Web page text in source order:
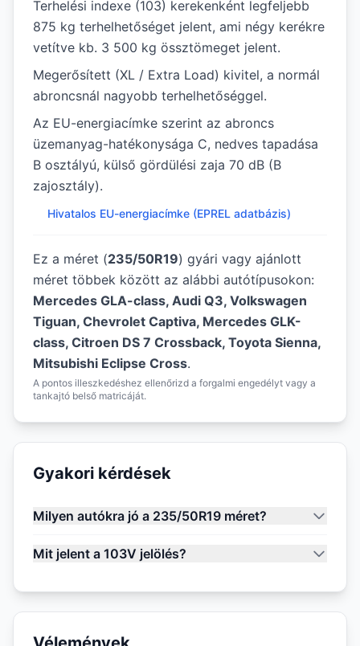
Terhelési indexe (103) kerekenként legfeljebb
875 kg terhelhetőséget jelent, ami négy kerékre
vetítve kb. 3 500 kg össztömeget jelent.
Megerősített (XL / Extra Load) kivitel, a normál
abroncsnál nagyobb terhelhetőséggel.
Az EU-energiacímke szerint az abroncs
üzemanyag-hatékonysága C, nedves tapadása
B osztályú, külső gördülési zaja 70 dB (B
zajosztály).
Hivatalos EU-energiacímke (EPREL adatbázis)
Ez a méret (235/50R19) gyári vagy ajánlott
méret többek között az alábbi autótípusokon:
Mercedes GLA-class, Audi Q3, Volkswagen
Tiguan, Chevrolet Captiva, Mercedes GLK-
class, Citroen DS 7 Crossback, Toyota Sienna,
Mitsubishi Eclipse Cross.
A pontos illeszkedéshez ellenőrizd a forgalmi engedélyt vagy a
tankajtó belső matricáját.
Gyakori kérdések
Milyen autókra jó a 235/50R19 méret?
Mit jelent a 103V jelölés?